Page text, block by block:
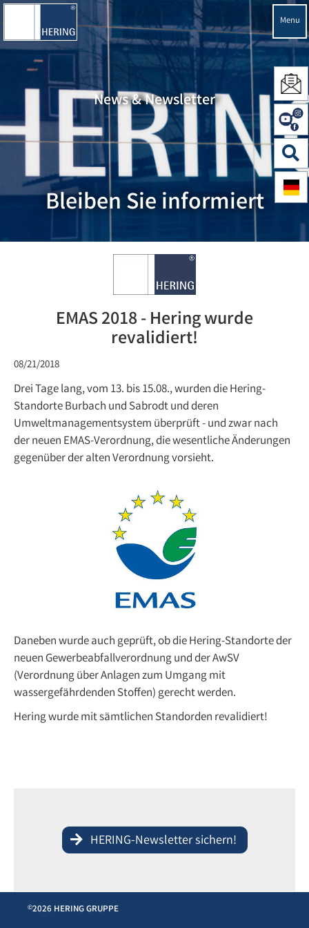
Menu
News & Newsletter
Bleiben Sie informiert
EMAS 2018 - Hering wurde
revalidiert!
08/21/2018
Drei Tage lang, vom 13. bis 15.08., wurden die Hering-
Standorte Burbach und Sabrodt und deren
Umweltmanagementsystem überprüft - und zwar nach
der neuen EMAS-Verordnung, die wesentliche Änderungen
gegenüber der alten Verordnung vorsieht.
Daneben wurde auch geprüft, ob die Hering-Standorte der
neuen Gewerbeabfallverordnung und der AwSV
(Verordnung über Anlagen zum Umgang mit
wassergefährdenden Stoffen) gerecht werden.
Hering wurde mit sämtlichen Standorden revalidiert!
HERING-Newsletter sichern!
©2026 HERING GRUPPE